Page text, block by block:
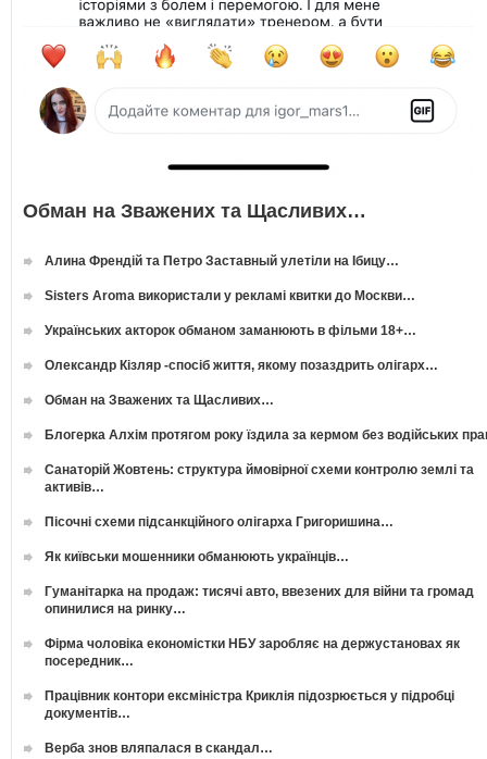
Обман на Зважених та Щасливих…
Алина Френдій та Петро Заставный улетіли на Ібицу…
Sisters Aroma використали у рекламі квитки до Москви…
Українських акторок обманом заманюють в фільми 18+…
Олександр Кізляр -спосіб життя, якому позаздрить олігарх…
Обман на Зважених та Щасливих…
Блогерка Алхім протягом року їздила за кермом без водійських
Санаторій Жовтень: структура ймовірної схеми контролю землі та
активів…
Пісочні схеми підсанкційного олігарха Григоришина…
Як київськи мошенники обманюють українців…
Гуманітарка на продаж: тисячі авто, ввезених для війни та громад
опинилися на ринку…
Фірма чоловіка економістки НБУ заробляє на держустановах як
посередник…
Працівник контори ексміністра Криклія підозрюється у підробці
документів…
Верба знов вляпалася в скандал…